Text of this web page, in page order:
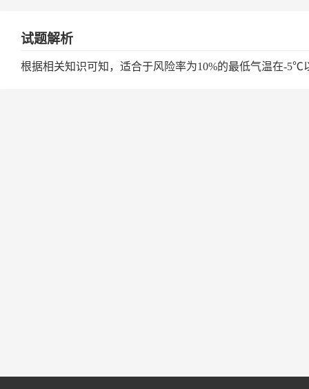
试题解析
根据相关知识可知，适合于风险率为10%的最低气温在-5℃